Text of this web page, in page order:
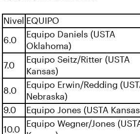
Nivel EQUIPO
6.0
Equipo Daniels (USTA
Oklahoma)
7.0
Equipo Seitz/Ritter (USTA
Kansas)
8.0
Equipo Erwin/Redding
Nebraska)
9.0
Equipo Jones (USTA
10.0
Equipo Wegner/Jones